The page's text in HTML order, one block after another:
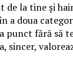
de la tine și
a doua
punct fără să
sincer,